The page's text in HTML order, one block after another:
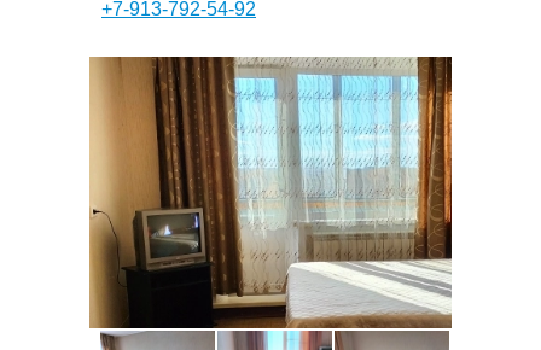
+7-913-792-54-92